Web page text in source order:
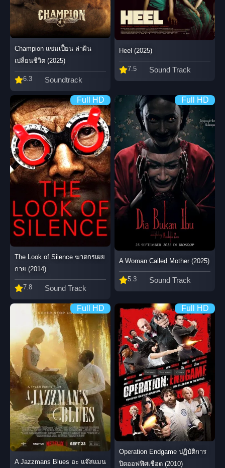
Champion แชมเปี้ยน ล่าฝัน
เปลี่ยนชีวิต (2025)
6.3 Soundtrack
Heel (2025)
7.5 Sound Track
Full HD
The Look of Silence ฆาตกรเผย
กาย (2014)
7.8 Sound Track
Full HD
A Woman Called Mother (2025)
5.3 Sound Track
Full HD
A Jazzmans Blues อะ แจ๊สแมน
Full HD
Operation Endgame ปฏิบัติการ
ปิดออฟฟิศเชือด (2010)